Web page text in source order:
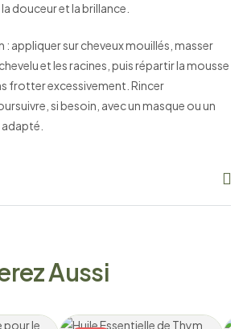
douceur et la brillance.
: appliquer sur cheveux mouillés, masser
et les racines, puis répartir la mousse
frotter excessivement. Rincer
si besoin, avec un masque ou un
Aussi